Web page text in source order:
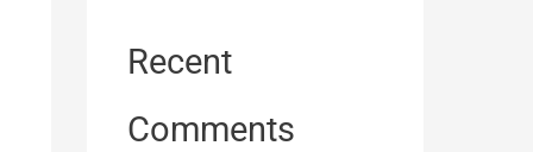
Recent
Comments